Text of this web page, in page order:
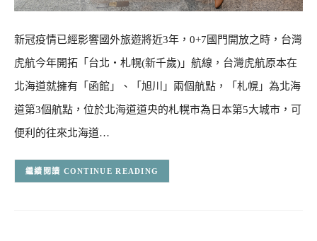
新冠疫情已經影響國外旅遊將近3年，0+7國門開放之時，台灣
虎航今年開拓「台北・札幌(新千歲)」航線，台灣虎航原本在
北海道就擁有「函館」、「旭川」兩個航點，「札幌」為北海
道第3個航點，位於北海道道央的札幌市為日本第5大城市，可
便利的往來北海道…
CONTINUE READING